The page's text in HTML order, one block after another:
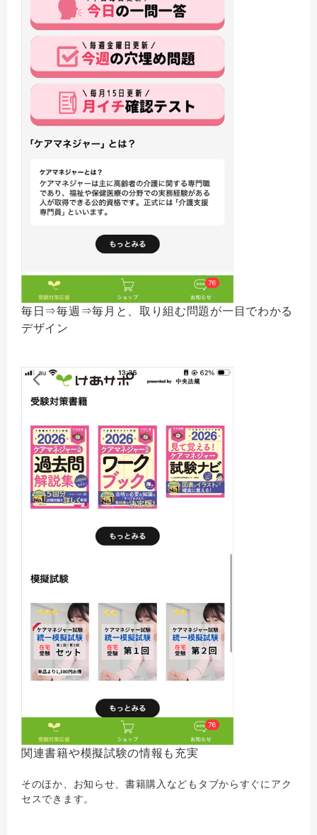
毎日⇒毎週⇒毎月と、取り組む問題が一目でわかる
デザイン
関連書籍や模擬試験の情報も充実
そのほか、お知らせ、書籍購入などもタブからすぐにアク
セスできます。